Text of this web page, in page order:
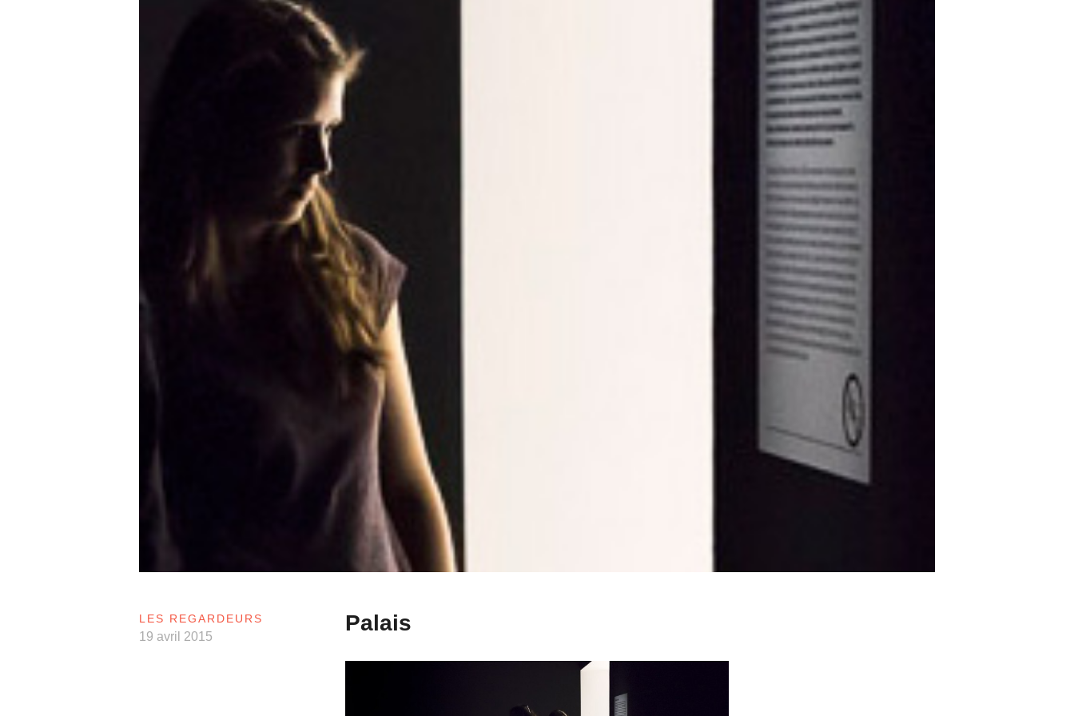
Palais
LES REGARDEURS
19 avril 2015